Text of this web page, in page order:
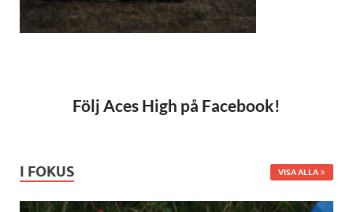
Följ Aces High på Facebook!
I FOKUS VISA ALLA